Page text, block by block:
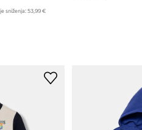
sniženja: 53,99 €